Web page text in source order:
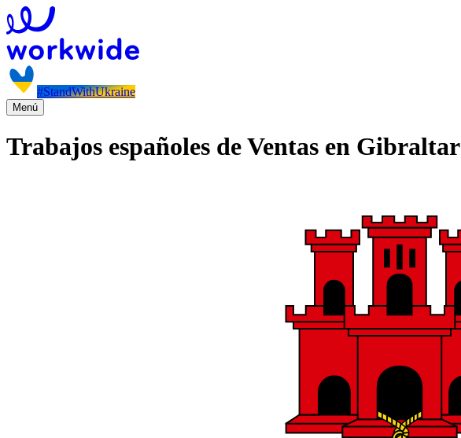
#StandWithUkraine
Menú
Trabajos españoles de Ventas en Gibraltar